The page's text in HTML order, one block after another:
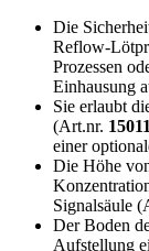
Die
Reflow-
Prozessen
Einhausung
Sie erlaubt
(Art.nr. 15011
einer
Die Höhe
Signalsäule
Der Boden
Aufstellung